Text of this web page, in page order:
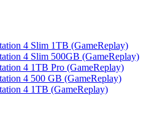
4 Slim 1TB (GameReplay)
4 Slim 500GB (GameReplay)
4 1TB Pro (GameReplay)
4 500 GB (GameReplay)
4 1TB (GameReplay)